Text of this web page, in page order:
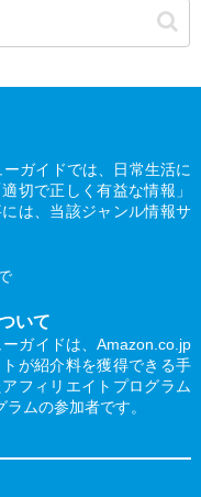
ガイドでは、日常生活に
切で正しく有益な情報」
は、当該ジャンル情報サ
いて
ガイドは、Amazon.co.jp
が紹介料を獲得できる手
フィリエイトプログラム
ムの参加者です。